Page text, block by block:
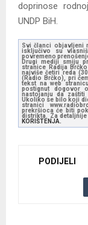
doprinose
UNDP BiH.
Svi članci objavljeni
isključivo su
povremeno
Drugi mediji smiju
stranice Radija
najviše četiri reda
(Radio Brčko), pri
tekst na web
postignut dogovor
nastojanju da
Ukoliko se bilo koji
stranici
prekršioca će biti
distrikta. Za
KORIŠTENJA.
PODIJELI